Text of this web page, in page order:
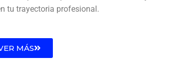
tu trayectoria profesional.
MÁS